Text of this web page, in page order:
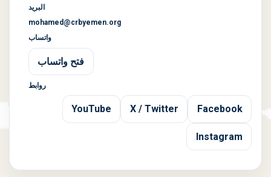
البريد
mohamed@crbyemen.org
واتساب
فتح واتساب
روابط
Facebook
X / Twitter
YouTube
Instagram